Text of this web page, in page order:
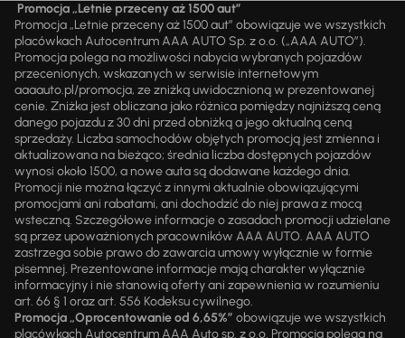
Promocja „Letnie przeceny aż 1500 aut”
Promocja „Letnie przeceny aż 1500 aut” obowiązuje we wszystkich
placówkach Autocentrum AAA AUTO Sp. z o.o. („AAA AUTO”).
Promocja polega na możliwości nabycia wybranych pojazdów
przecenionych, wskazanych w serwisie internetowym
aaaauto.pl/promocja, ze zniżką uwidocznioną w prezentowanej
cenie. Zniżka jest obliczana jako różnica pomiędzy najniższą ceną
danego pojazdu z 30 dni przed obniżką a jego aktualną ceną
sprzedaży. Liczba samochodów objętych promocją jest zmienna i
aktualizowana na bieżąco; średnia liczba dostępnych pojazdów
wynosi około 1500, a nowe auta są dodawane każdego dnia.
Promocji nie można łączyć z innymi aktualnie obowiązującymi
promocjami ani rabatami, ani dochodzić do niej prawa z mocą
wsteczną. Szczegółowe informacje o zasadach promocji udzielane
są przez upoważnionych pracowników AAA AUTO. AAA AUTO
zastrzega sobie prawo do zawarcia umowy wyłącznie w formie
pisemnej. Prezentowane informacje mają charakter wyłącznie
informacyjny i nie stanowią oferty ani zapewnienia w rozumieniu
art. 66 § 1 oraz art. 556 Kodeksu cywilnego.
Promocja „Oprocentowanie od 6,65%” obowiązuje we wszystkich
placówkach Autocentrum AAA Auto sp. z o.o. Promocja polega na